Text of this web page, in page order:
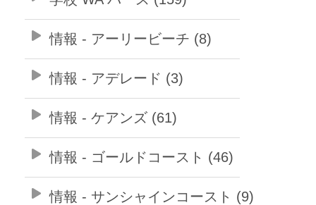
情報 - アーリービーチ (8)
情報 - アデレード (3)
情報 - ケアンズ (61)
情報 - ゴールドコースト (46)
情報 - サンシャインコースト (9)